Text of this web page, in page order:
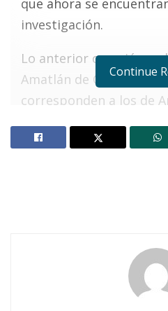
investigación.
Lo anterior ocurrió en
Amatlán de Cañas y
corresponden a los de
de Zúñiga, Jalisco;
Continue